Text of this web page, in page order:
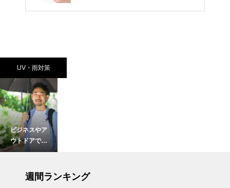
UV・雨対策
ビジネスやア
ウトドアでも
スマートに紫
男性におすす
めの丈夫で大
週間ランキング